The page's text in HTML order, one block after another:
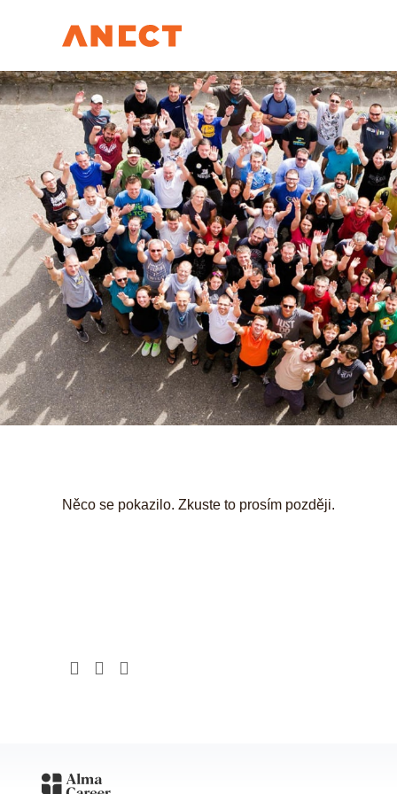
Něco se pokazilo. Zkuste to prosím později.